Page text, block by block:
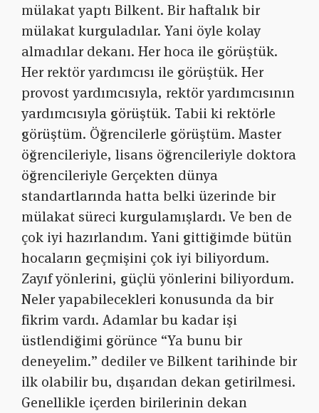
mülakat yaptı Bilkent. Bir haftalık bir
mülakat kurguladılar. Yani öyle kolay
almadılar dekanı. Her hoca ile görüştük.
Her rektör yardımcısı ile görüştük. Her
provost yardımcısıyla, rektör yardımcısının
yardımcısıyla görüştük. Tabii ki rektörle
görüştüm. Öğrencilerle görüştüm. Master
öğrencileriyle, lisans öğrencileriyle doktora
öğrencileriyle Gerçekten dünya
standartlarında hatta belki üzerinde bir
mülakat süreci kurgulamışlardı. Ve ben de
çok iyi hazırlandım. Yani gittiğimde bütün
hocaların geçmişini çok iyi biliyordum.
Zayıf yönlerini, güçlü yönlerini biliyordum.
Neler yapabilecekleri konusunda da bir
fikrim vardı. Adamlar bu kadar işi
üstlendiğimi görünce “Ya bunu bir
deneyelim.” dediler ve Bilkent tarihinde bir
ilk olabilir bu, dışarıdan dekan getirilmesi.
Genellikle içerden birilerinin dekan